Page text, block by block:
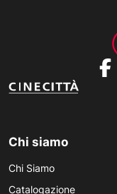
Chi siamo
Chi Siamo
Catalogazione